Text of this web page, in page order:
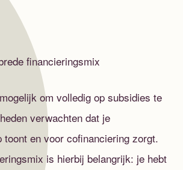
financieringsmix
om volledig op subsidies te
verwachten dat je
toont en voor cofinanciering zorgt.
is hierbij belangrijk: je hebt